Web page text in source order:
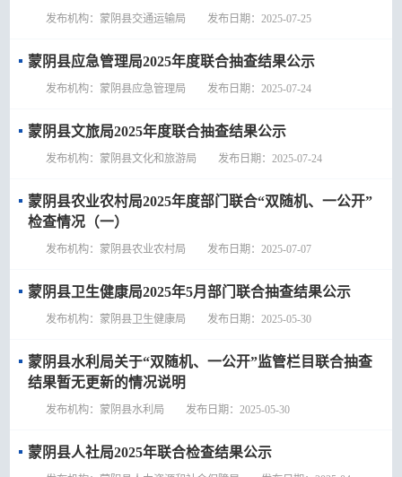
发布机构：蒙阴县交通运输局 发布日期：2025-07-25
蒙阴县应急管理局2025年度联合抽查结果公示
发布机构：蒙阴县应急管理局 发布日期：2025-07-24
蒙阴县文旅局2025年度联合抽查结果公示
发布机构：蒙阴县文化和旅游局 发布日期：2025-07-24
蒙阴县农业农村局2025年度部门联合“双随机、一公开”
检查情况（一）
发布机构：蒙阴县农业农村局 发布日期：2025-07-07
蒙阴县卫生健康局2025年5月部门联合抽查结果公示
发布机构：蒙阴县卫生健康局 发布日期：2025-05-30
蒙阴县水利局关于“双随机、一公开”监管栏目联合抽查
结果暂无更新的情况说明
发布机构：蒙阴县水利局 发布日期：2025-05-30
蒙阴县人社局2025年联合检查结果公示